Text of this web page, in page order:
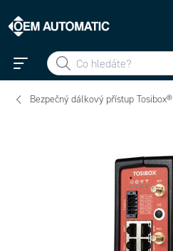
Bezpečný dálkový přístup Tosibox®